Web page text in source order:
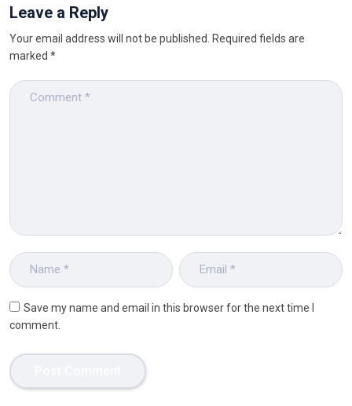
Leave a Reply
Your email address will not be published.
Required fields are
marked *
Save my name and email in this browser for the next time I
comment.